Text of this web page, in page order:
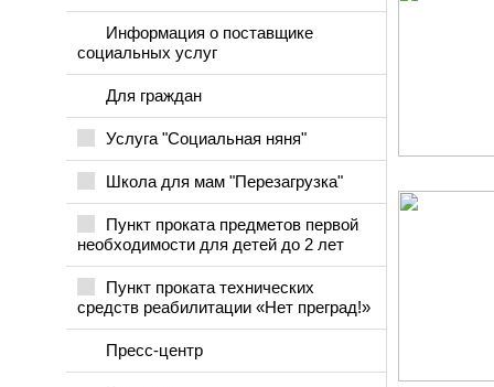
Информация о поставщике
социальных услуг
Для граждан
Услуга "Социальная няня"
Школа для мам "Перезагрузка"
Пункт проката предметов первой
необходимости для детей до 2 лет
Пункт проката технических
средств реабилитации «Нет преград!»
Пресс-центр